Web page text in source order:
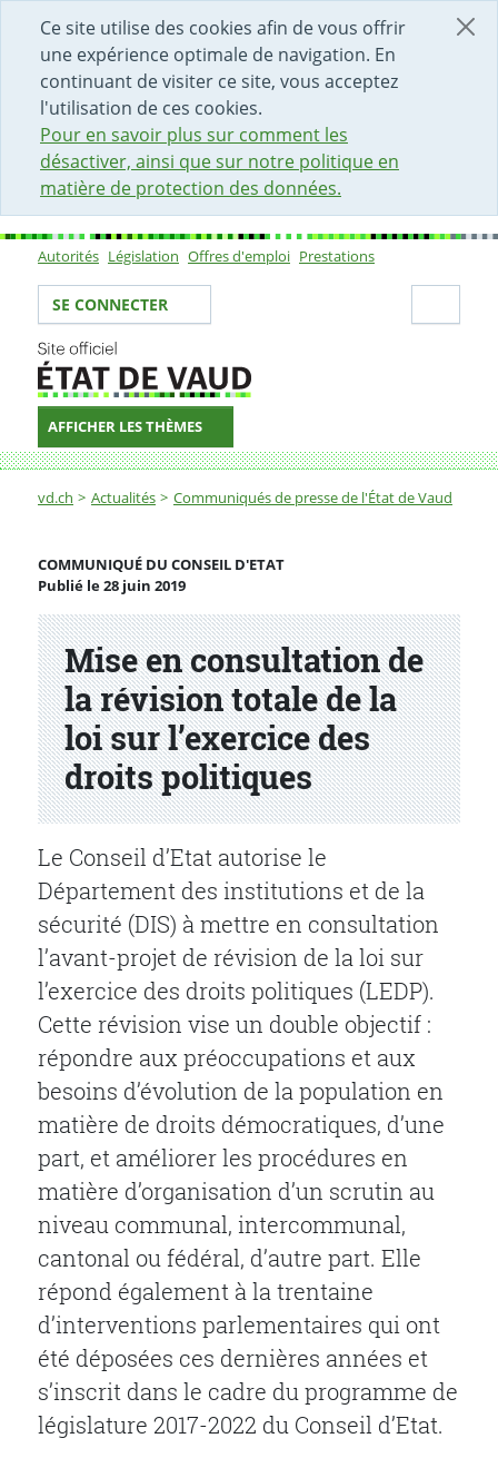
Ce site utilise des cookies afin de vous offrir
une expérience optimale de navigation. En
continuant de visiter ce site, vous acceptez
l'utilisation de ces cookies.
Pour en savoir plus sur comment les
désactiver, ainsi que sur notre politique en
matière de protection des données.
DÉBUT DU CONTENU DE LA PAGE
ACCÈS AU CHAMP DE RECHERCHE
PAGE D'ACCUEIL
FORMULAIRE DE CONTACT
Sous-navigation
Autorités Législation Offres d'emploi Prestations
Votre identité
SE CONNECTER
AFFICHER LES THÈMES
Fil d'Ariane
vd.ch Actualités Communiqués de presse de l'État de Vaud
Mise en consultation de la révision totale de la loi sur
Mise en consultation de
la révision totale de la
loi sur l’exercice des
droits politiques
COMMUNIQUÉ DU CONSEIL D'ETAT
Publié le 28 juin 2019
Partenaire(s)
Le Conseil d’Etat autorise le
Département des institutions et de la
sécurité (DIS) à mettre en consultation
l’avant-projet de révision de la loi sur
l’exercice des droits politiques (LEDP).
Cette révision vise un double objectif :
répondre aux préoccupations et aux
besoins d’évolution de la population en
matière de droits démocratiques, d’une
part, et améliorer les procédures en
matière d’organisation d’un scrutin au
niveau communal, intercommunal,
cantonal ou fédéral, d’autre part. Elle
répond également à la trentaine
d’interventions parlementaires qui ont
été déposées ces dernières années et
s’inscrit dans le cadre du programme de
législature 2017-2022 du Conseil d’Etat.